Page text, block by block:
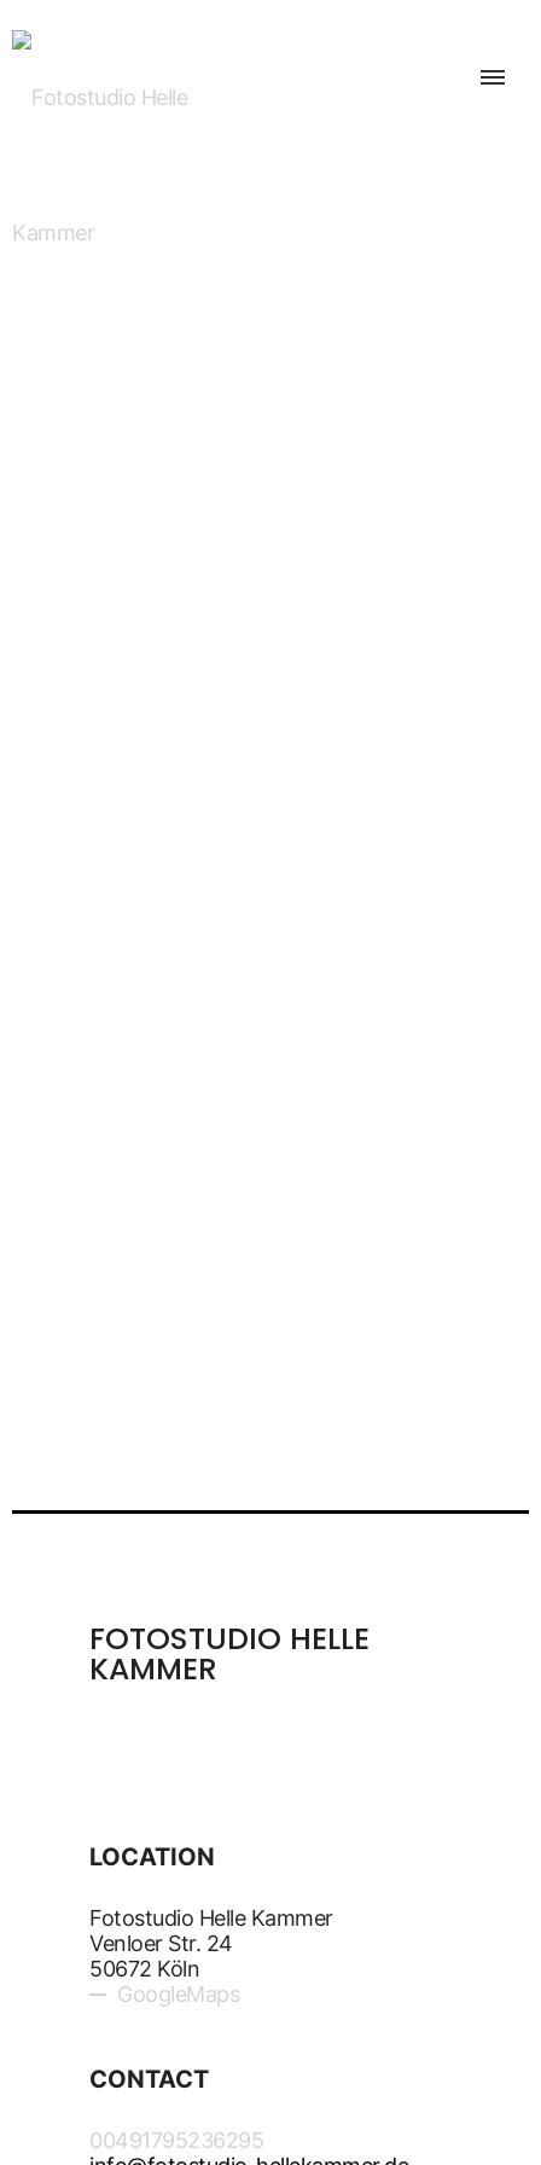
FOTOSTUDIO HELLE
KAMMER
LOCATION
Fotostudio Helle Kammer
Venloer Str. 24
50672 Köln
GoogleMaps
CONTACT
00491795236295